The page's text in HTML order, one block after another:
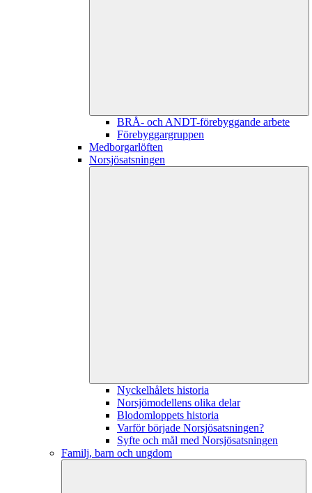
BRÅ- och ANDT-förebyggande arbete
Förebyggargruppen
Medborgarlöften
Norsjösatsningen
Nyckelhålets historia
Norsjömodellens olika delar
Blodomloppets historia
Varför började Norsjösatsningen?
Syfte och mål med Norsjösatsningen
Familj, barn och ungdom